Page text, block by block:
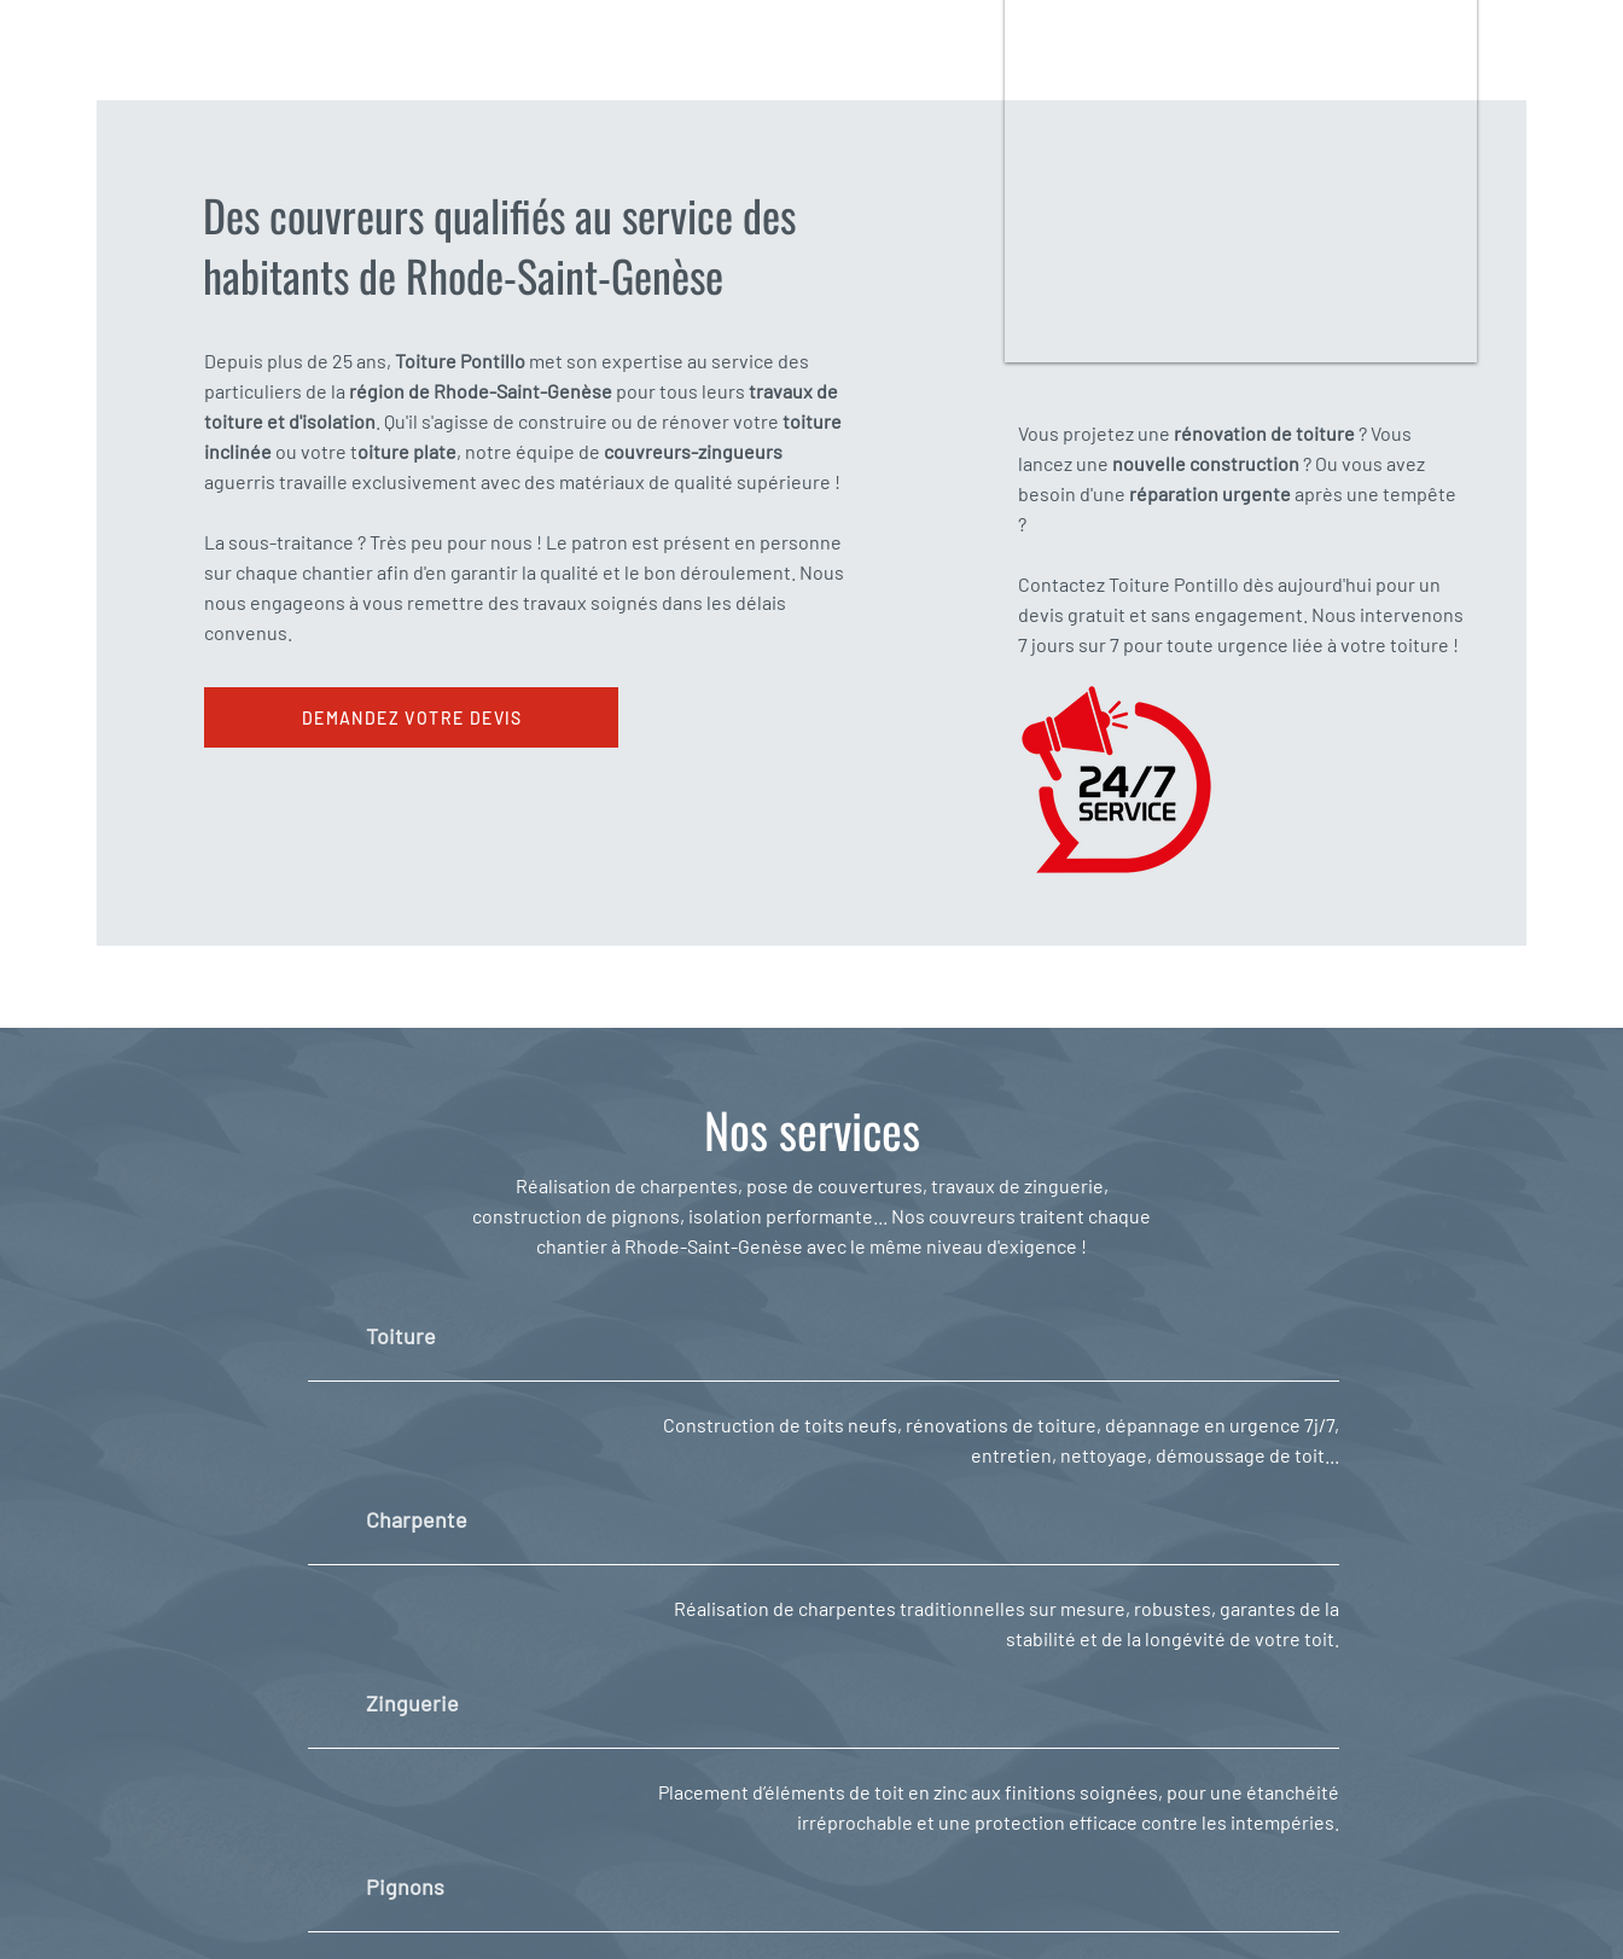
Des couvreurs qualifiés au service des
habitants de Rhode-Saint-Genèse
Depuis plus de 25 ans,Toiture Pontillo met son expertise au service des
particuliers de la région de Rhode-Saint-Genèse pour tous leurstravaux de
toiture et d'isolation . Qu'il s'agisse de construire ou de rénover votretoiture
inclinée ou votre toiture plate, notre équipe de couvreurs-zingueurs
aguerris travaille exclusivement avec des matériaux de qualité supérieure !
La sous-traitance ? Très peu pour nous ! Le patron est présent en personne
sur chaque chantier afin d'en garantir la qualité et le bon déroulement. Nous
nous engageons à vous remettre des travaux soignés dans les délais
convenus.
DEMANDEZ VOTRE DEVIS
Vous projetez une rénovation de toiture? Vous
lancez une nouvelle construction ? Ou vous avez
besoin d'une réparation urgenteaprès une tempête
?
Contactez Toiture Pontillo dès aujourd'hui pour un
devis gratuit et sans engagement. Nous intervenons
7 jours sur 7 pour toute urgence liée à votre toiture !
Nos services
Réalisation de charpentes, pose de couvertures, travaux de zinguerie,
construction de pignons, isolation performante... Nos couvreurs traitent chaque
chantier à Rhode-Saint-Genèse avec le même niveau d'exigence !
Toiture
Construction de toits neufs, rénovations de toiture, dépannage en urgence 7j/7,
entretien, nettoyage, démoussage de toit...
Charpente
Réalisation de charpentes traditionnelles sur mesure, robustes, garantes de la
stabilité et de la longévité de votre toit.
Zinguerie
Placement d’éléments de toit en zinc aux finitions soignées, pour une étanchéité
irréprochable et une protection efficace contre les intempéries.
Pignons